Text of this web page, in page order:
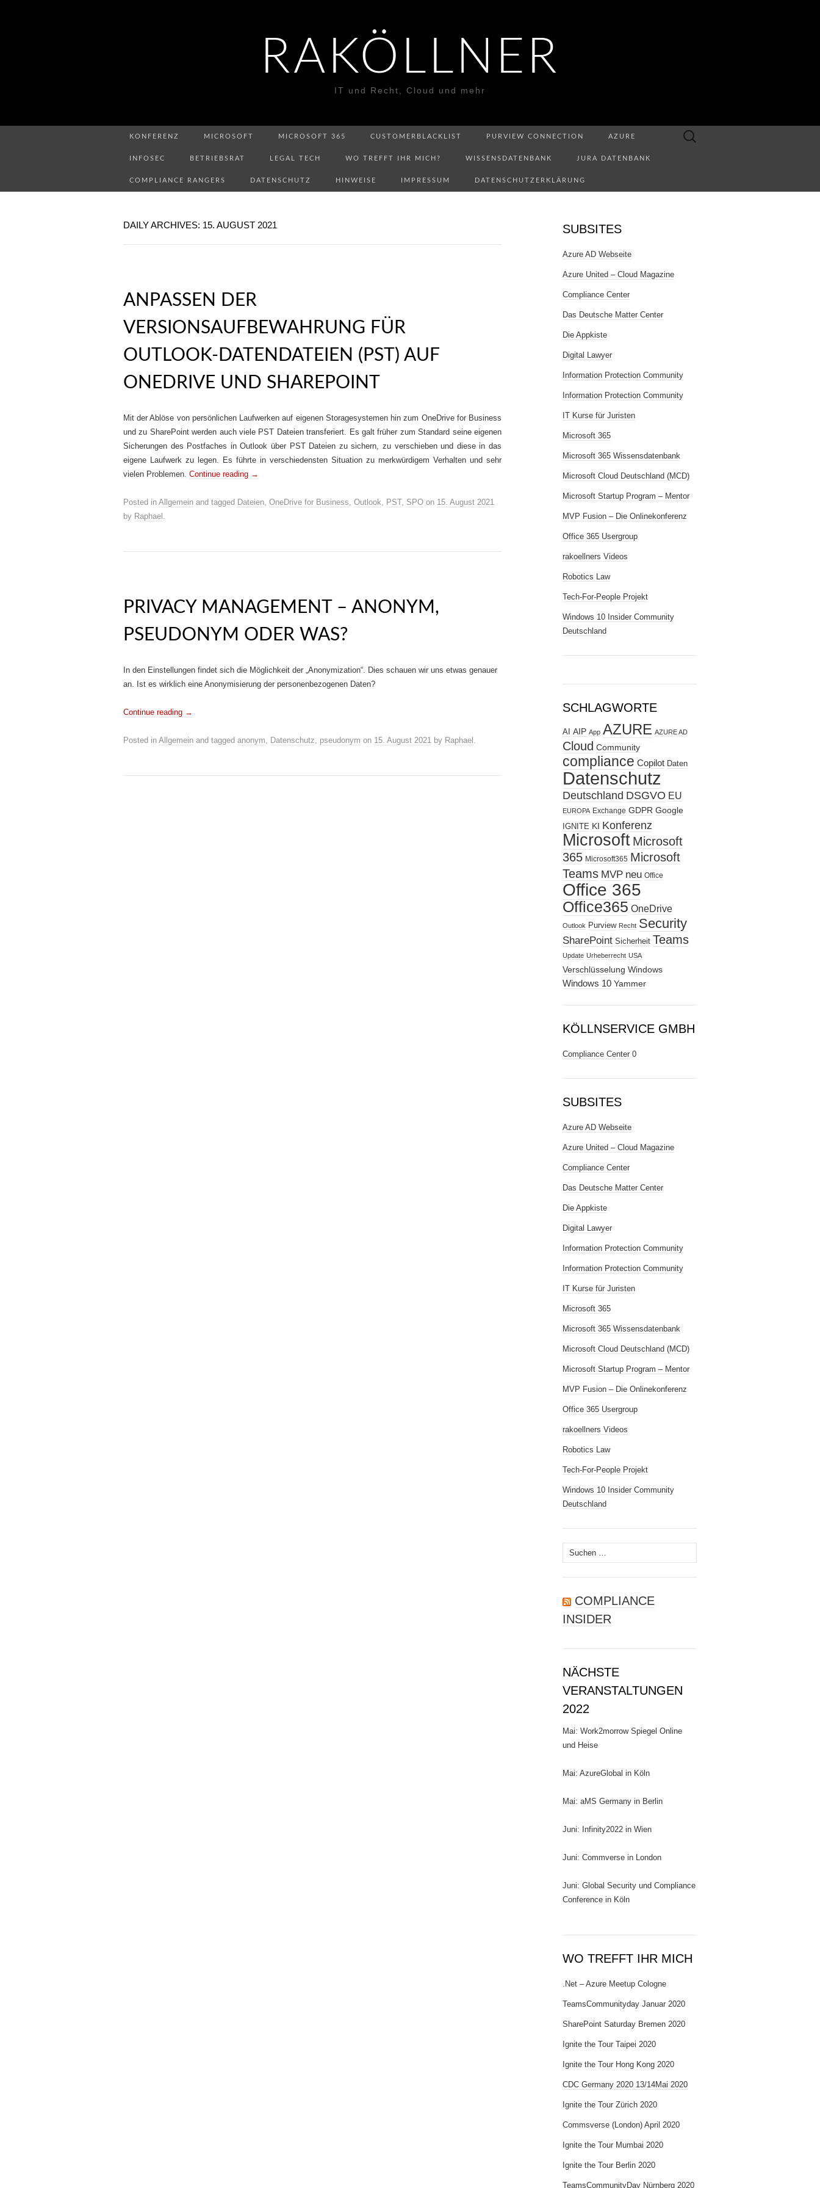
RAKÖLLNER
IT und Recht, Cloud und mehr
KONFERENZ MICROSOFT MICROSOFT 365 CUSTOMERBLACKLIST PURVIEW CONNECTION AZURE
INFOSEC BETRIEBSRAT LEGAL TECH WO TREFFT IHR MICH? WISSENSDATENBANK JURA DATENBANK
COMPLIANCE RANGERS DATENSCHUTZ HINWEISE IMPRESSUM DATENSCHUTZERKLÄRUNG
Suchen
DAILY ARCHIVES: 15. AUGUST 2021
ANPASSEN DER
VERSIONSAUFBEWAHRUNG FÜR
OUTLOOK-DATENDATEIEN (PST) AUF
ONEDRIVE UND SHAREPOINT
Mit der Ablöse von persönlichen Laufwerken auf eigenen Storagesystemen hin zum OneDrive for Business
und zu SharePoint werden auch viele PST Dateien transferiert. Es galt früher zum Standard seine eigenen
Sicherungen des Postfaches in Outlook über PST Dateien zu sichern, zu verschieben und diese in das
eigene Laufwerk zu legen. Es führte in verschiedensten Situation zu merkwürdigem Verhalten und sehr
vielen Problemen. Continue reading →
Posted in Allgemein and tagged Dateien, OneDrive for Business, Outlook, PST, SPO on 15. August 2021
by Raphael .
PRIVACY MANAGEMENT – ANONYM,
PSEUDONYM ODER WAS?
In den Einstellungen findet sich die Möglichkeit der „Anonymization“. Dies schauen wir uns etwas genauer
an. Ist es wirklich eine Anonymisierung der personenbezogenen Daten?
Continue reading →
Posted in Allgemein and tagged anonym, Datenschutz, pseudonym on 15. August 2021 by Raphael .
SUBSITES
Azure AD Webseite
Azure United – Cloud Magazine
Compliance Center
Das Deutsche Matter Center
Die Appkiste
Digital Lawyer
Information Protection Community
Information Protection Community
IT Kurse für Juristen
Microsoft 365
Microsoft 365 Wissensdatenbank
Microsoft Cloud Deutschland (MCD)
Microsoft Startup Program – Mentor
MVP Fusion – Die Onlinekonferenz
Office 365 Usergroup
rakoellners Videos
Robotics Law
Tech-For-People Projekt
Windows 10 Insider Community
Deutschland
SCHLAGWORTE
AI AIP App AZURE AZURE AD
Cloud Community
compliance Copilot Daten
Datenschutz
Deutschland DSGVO EU
EUROPA Exchange GDPR Google
IGNITE KI Konferenz
Microsoft Microsoft
365 Microsoft365 Microsoft
Teams MVP neu Office
Office 365
Office365 OneDrive
Outlook Purview Recht Security
SharePoint Sicherheit Teams
Update Urheberrecht USA
Verschlüsselung Windows
Windows 10 Yammer
KÖLLNSERVICE GMBH
Compliance Center 0
SUBSITES
Azure AD Webseite
Azure United – Cloud Magazine
Compliance Center
Das Deutsche Matter Center
Die Appkiste
Digital Lawyer
Information Protection Community
Information Protection Community
IT Kurse für Juristen
Microsoft 365
Microsoft 365 Wissensdatenbank
Microsoft Cloud Deutschland (MCD)
Microsoft Startup Program – Mentor
MVP Fusion – Die Onlinekonferenz
Office 365 Usergroup
rakoellners Videos
Robotics Law
Tech-For-People Projekt
Windows 10 Insider Community
Deutschland
Suchen
nach:
COMPLIANCE
INSIDER
NÄCHSTE
VERANSTALTUNGEN
2022
Mai: Work2morrow Spiegel Online
und Heise
Mai: AzureGlobal in Köln
Mai: aMS Germany in Berlin
Juni: Infinity2022 in Wien
Juni: Commverse in London
Juni: Global Security und Compliance
Conference in Köln
WO TREFFT IHR MICH
.Net – Azure Meetup Cologne
TeamsCommunityday Januar 2020
SharePoint Saturday Bremen 2020
Ignite the Tour Taipei 2020
Ignite the Tour Hong Kong 2020
CDC Germany 2020 13/14Mai 2020
Ignite the Tour Zürich 2020
Commsverse (London) April 2020
Ignite the Tour Mumbai 2020
Ignite the Tour Berlin 2020
TeamsCommunityDay Nürnberg 2020